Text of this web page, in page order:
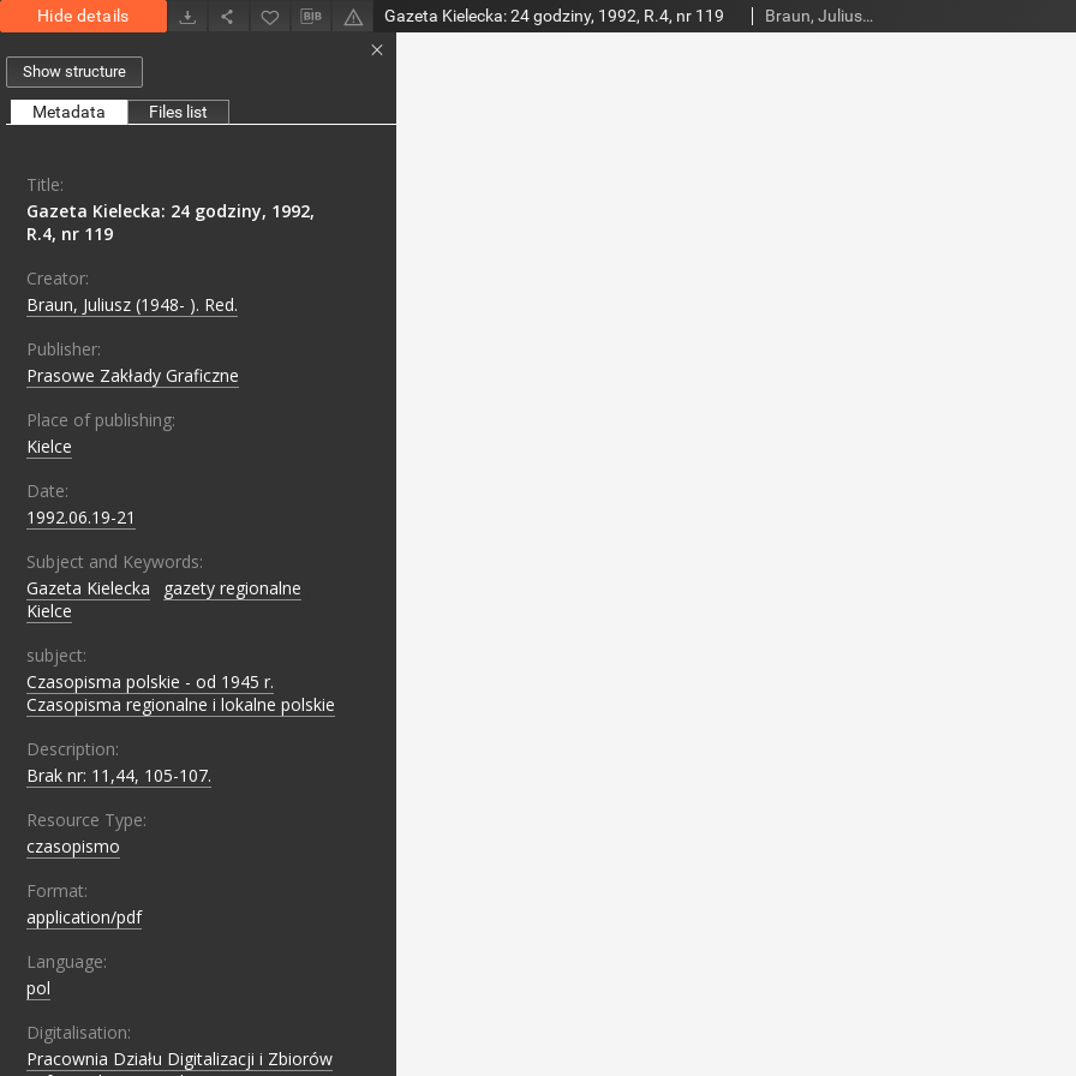
Hide details Gazeta Kielecka: 24 godziny, 1992, R.4, nr 119 Braun, Juliusz (1948- ). Red.
Show structure
Metadata Files list
Title:
Gazeta Kielecka: 24 godziny, 1992,
R.4, nr 119
Creator:
Braun, Juliusz (1948- ). Red.
Publisher:
Prasowe Zakłady Graficzne
Place of publishing:
Kielce
Date:
1992.06.19-21
Subject and Keywords:
Gazeta Kielecka
gazety regionalne
Kielce
subject:
Czasopisma polskie - od 1945 r.
Czasopisma regionalne i lokalne polskie
Description:
Brak nr: 11,44, 105-107.
Resource Type:
czasopismo
Format:
application/pdf
Language:
pol
Digitalisation:
Pracownia Działu Digitalizacji i Zbiorów